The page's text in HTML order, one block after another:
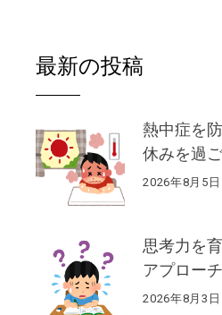
最新の投稿
熱中症を
休みを過
2026年8月5日
思考力を
アプロー
2026年8月3日